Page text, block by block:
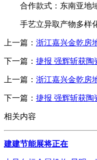
合作款式：东南亚地域
手艺立异取产物多样化
上一篇： 浙江嘉兴金乾房
下一篇： 捷报 强辉斩获陶
上一篇： 浙江嘉兴金乾房
下一篇： 捷报 强辉斩获陶
相关内容
建建节能展将正在